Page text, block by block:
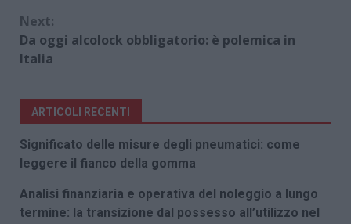
Next:
Da oggi alcolock obbligatorio: è polemica in
Italia
ARTICOLI RECENTI
Significato delle misure degli pneumatici: come
leggere il fianco della gomma
Analisi finanziaria e operativa del noleggio a lungo
termine: la transizione dal possesso all’utilizzo nel